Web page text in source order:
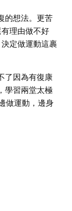
的想法。更苦
理由做不好
定做運動這裹
了因為有復康
學習兩堂太極
做運動，邊身